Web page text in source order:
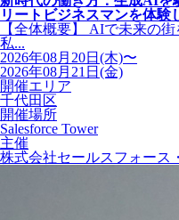
リートビジネスマンを体験
【全体概要】 AIで未来の
私...
2026年08月20日(木)〜
2026年08月21日(金)
開催エリア
千代田区
開催場所
Salesforce Tower
主催
株式会社セールスフォース